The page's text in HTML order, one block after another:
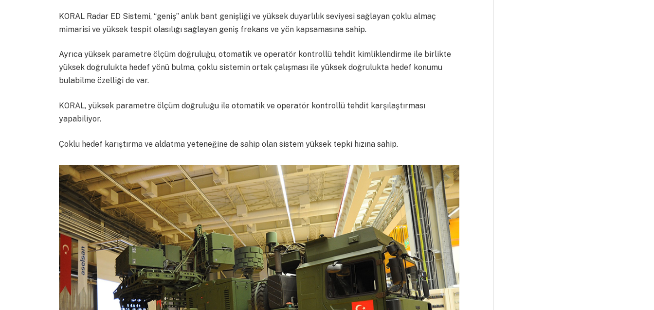
KORAL Radar ED Sistemi, “geniş” anlık bant genişliği ve yüksek duyarlılık seviyesi sağlayan çoklu almaç
mimarisi ve yüksek tespit olasılığı sağlayan geniş frekans ve yön kapsamasına sahip.
Ayrıca yüksek parametre ölçüm doğruluğu, otomatik ve operatör kontrollü tehdit kimliklendirme ile birlikte
yüksek doğrulukta hedef yönü bulma, çoklu sistemin ortak çalışması ile yüksek doğrulukta hedef konumu
bulabilme özelliği de var.
KORAL, yüksek parametre ölçüm doğruluğu ile otomatik ve operatör kontrollü tehdit karşılaştırması
yapabiliyor.
Çoklu hedef karıştırma ve aldatma yeteneğine de sahip olan sistem yüksek tepki hızına sahip.